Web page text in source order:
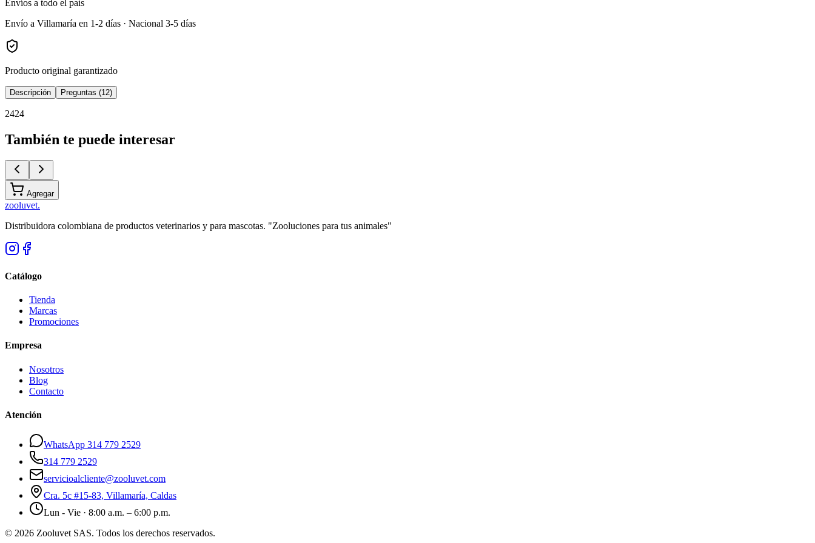
Envíos a todo el país
Envío a Villamaría en 1-2 días · Nacional 3-5 días
Producto original garantizado
Descripción Preguntas (12)
2424
También te puede interesar
Agregar
zooluvet.
Distribuidora colombiana de productos veterinarios y para mascotas. "Zooluciones para tus animales"
Catálogo
Tienda
Marcas
Promociones
Empresa
Nosotros
Blog
Contacto
Atención
WhatsApp 314 779 2529
314 779 2529
servicioalcliente@zooluvet.com
Cra. 5c #15-83, Villamaría, Caldas
Lun - Vie · 8:00 a.m. – 6:00 p.m.
© 2026 Zooluvet SAS. Todos los derechos reservados.